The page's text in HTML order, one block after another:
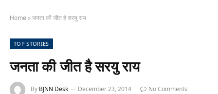
Home »जनता की जीत है सरयु राय
TOP STORIES
जनता की जीत है सरयु राय
By BJNN Desk December 23, 2014
No Comments